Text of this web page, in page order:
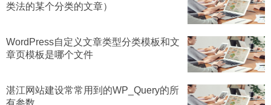
类法的某个分类的文章）
WordPress自定义文章类型分类模板和文
章页模板是哪个文件
湛江网站建设常常用到的WP_Query的所
有参数